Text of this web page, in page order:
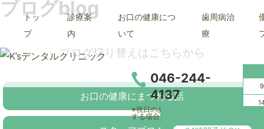
トッ
プ
診療案
内
お口の健康につ
いて
歯周病治
療
046-244-
4137
※祝日のある週は、木曜日に診療
する場合もございます。
ブログblog
ブログ切り替えはこちらから
お口の健康にまつわる話